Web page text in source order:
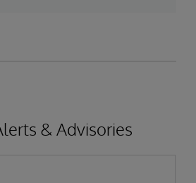
& Advisories